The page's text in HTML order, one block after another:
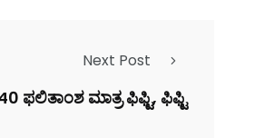
Next Post
ಮಾತ್ರ ಫಿಫ್ಟಿ, ಫಿಫ್ಟಿ